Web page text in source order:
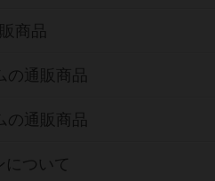
商品
の通販商品
の通販商品
について